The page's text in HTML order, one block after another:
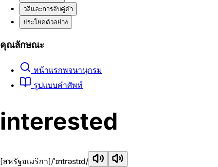
วลีและการจับคู่คำ
ประโยคตัวอย่าง
คุณลักษณะ
หน้าแรกพจนานุกรม
รูปแบบคำศัพท์
interested
[สหรัฐอเมริกา]/ˈɪntrəstɪd/